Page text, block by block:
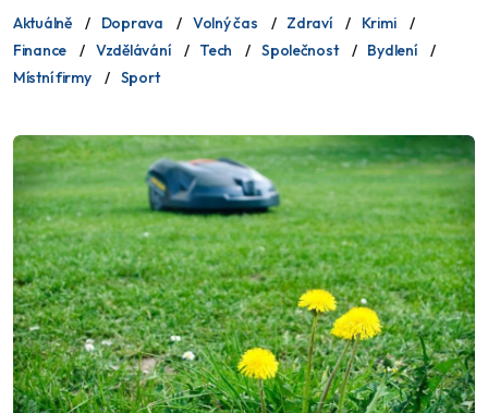
Aktuálně Doprava Volný čas Zdraví
Krimi
Finance
Vzdělávání Tech Společnost
Bydlení
Místní firmy
Sport